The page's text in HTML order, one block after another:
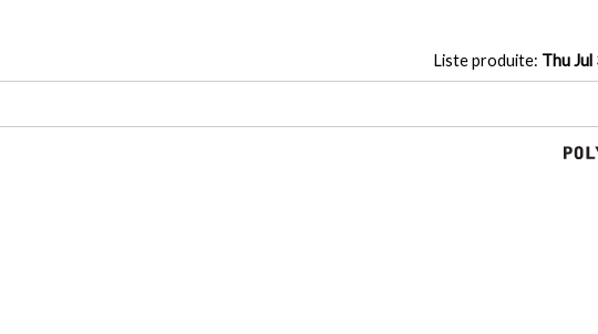
Liste produite: Thu Jul